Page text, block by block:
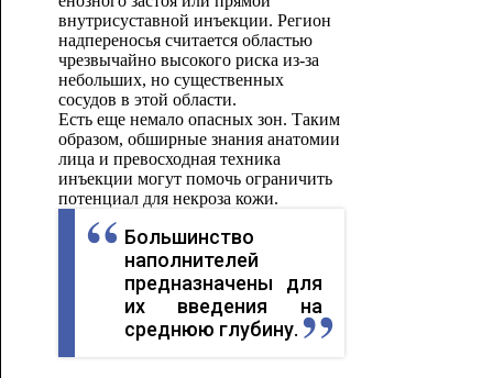
внутрисуставной инъекции. Регион
надпереносья считается областью
чрезвычайно высокого риска из-за
небольших, но существенных
сосудов в этой области.
Есть еще немало опасных зон. Таким
образом, обширные знания анатомии
лица и превосходная техника
инъекции могут помочь ограничить
потенциал для некроза кожи.
Большинство
наполнителей
предназначены для
их введения на
среднюю глубину.